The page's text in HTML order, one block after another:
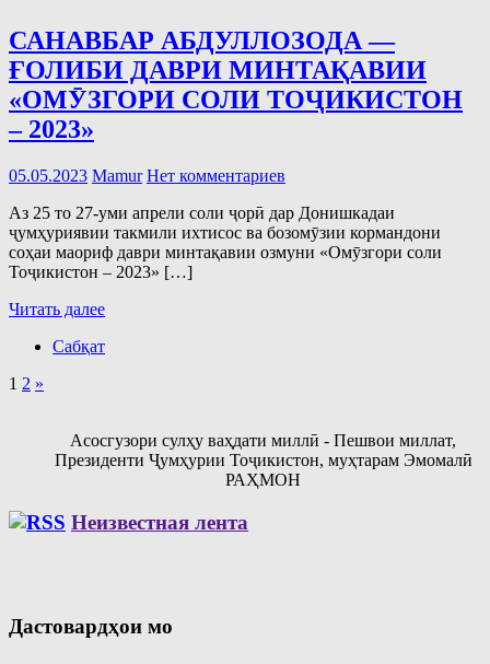
САНАВБАР АБДУЛЛОЗОДА —
ҒОЛИБИ ДАВРИ МИНТАҚАВИИ
«ОМӮЗГОРИ СОЛИ ТОҶИКИСТОН
– 2023»
05.05.2023 Mamur Нет комментариев
Аз 25 то 27-уми апрели соли ҷорӣ дар Донишкадаи
ҷумҳуриявии такмили ихтисос ва бозомӯзии кормандони
соҳаи маориф даври минтақавии озмуни «Омӯзгори соли
Тоҷикистон – 2023» […]
Читать далее
Сабқат
Пагинация
1 2 Следующие
»
Асосгузори сулҳу ваҳдати миллӣ - Пешвои миллат,
Президенти Ҷумҳурии Тоҷикистон, муҳтарам Эмомалӣ
РАҲМОН
Неизвестная лента
Дастовардҳои мо